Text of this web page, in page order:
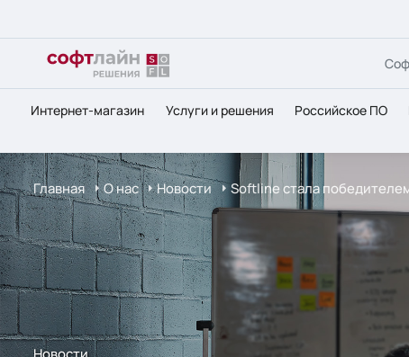
Интернет-магазин Услуги и решения Российское ПО
Главная О нас Новости Softline стала